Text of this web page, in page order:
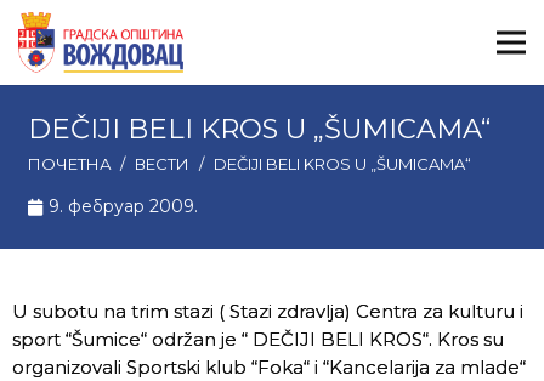
DEČIJI BELI KROS U „ŠUMICAMA“
ПОЧЕТНА / ВЕСТИ / DEČIJI BELI KROS U „ŠUMICAMA“
9. фебруар 2009.
U subotu na trim stazi ( Stazi zdravlja) Centra za kulturu i
sport “Šumice“ održan je “ DEČIJI BELI KROS“. Kros su
organizovali Sportski klub “Foka“ i “Kancelarija za mlade“